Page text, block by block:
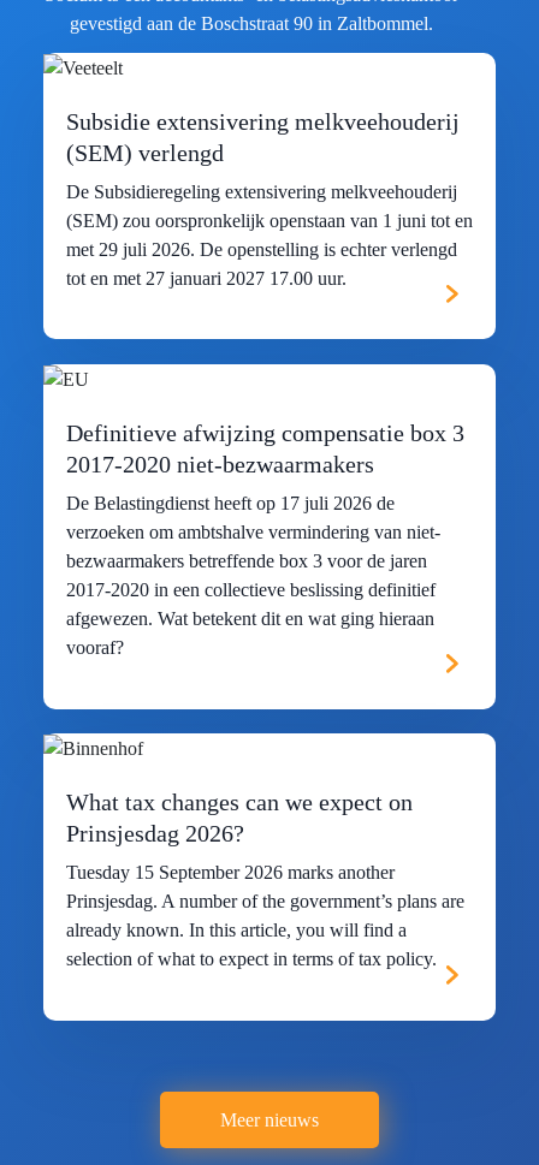
gevestigd aan de Boschstraat 90 in Zaltbommel.
Subsidie extensivering melkveehouderij
(SEM) verlengd
De Subsidieregeling extensivering melkveehouderij
(SEM) zou oorspronkelijk openstaan van 1 juni tot en
met 29 juli 2026. De openstelling is echter verlengd
tot en met 27 januari 2027 17.00 uur.
Definitieve afwijzing compensatie box 3
2017-2020 niet-bezwaarmakers
De Belastingdienst heeft op 17 juli 2026 de
verzoeken om ambtshalve vermindering van niet-
bezwaarmakers betreffende box 3 voor de jaren
2017-2020 in een collectieve beslissing definitief
afgewezen. Wat betekent dit en wat ging hieraan
vooraf?
What tax changes can we expect on
Prinsjesdag 2026?
Tuesday 15 September 2026 marks another
Prinsjesdag. A number of the government’s plans are
already known. In this article, you will find a
selection of what to expect in terms of tax policy.
Meer nieuws